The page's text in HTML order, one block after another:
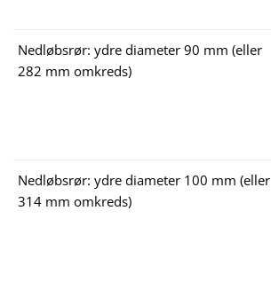
Nedløbsrør: ydre diameter 90 mm (eller
282 mm omkreds)
Nedløbsrør: ydre diameter 100 mm (eller
314 mm omkreds)